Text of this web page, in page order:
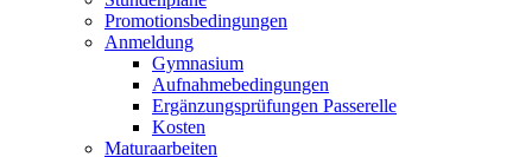
Promotionsbedingungen
Anmeldung
Gymnasium
Aufnahmebedingungen
Ergänzungsprüfungen Passerelle
Kosten
Maturaarbeiten